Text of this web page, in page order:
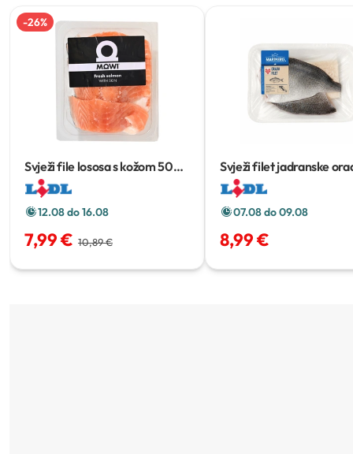
-26%
Svježi file lososa s kožom500
g
12.08 do 16.08
7,99 € 10,89 €
Svježi filet jadranske
300 g
07.08 do 09.08
8,99 €